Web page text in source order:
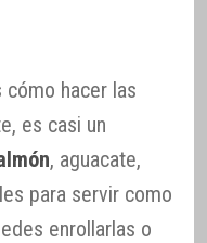
hacer las
es casi un
, aguacate,
para servir como
enrollarlas o